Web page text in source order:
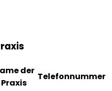
der
Praxis
Telefonnummer